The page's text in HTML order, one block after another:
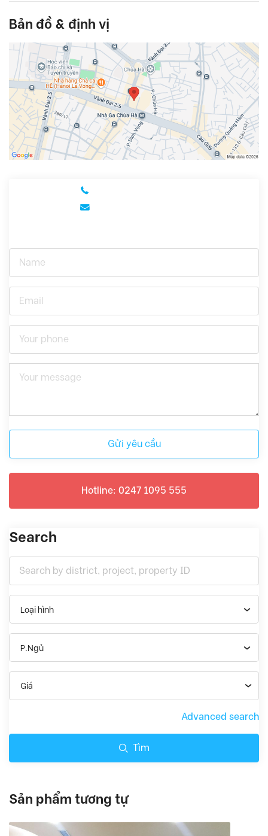
Bản đồ & định vị
Gửi yêu cầu
Hotline: 0247 1095 555
Search
Loại hình
P.Ngủ
Giá
Advanced search
Tìm
Sản phẩm tương tự